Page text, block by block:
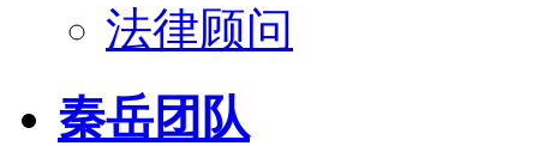
法律顾问
秦岳团队